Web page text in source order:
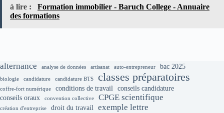
à lire :
Formation immobilier - Baruch College - Annuaire
des formations
alternance analyse de données artisanat auto-entrepreneur bac 2025
biologie candidature candidature BTS classes préparatoires
coffre-fort numérique conditions de travail conseils candidature
conseils oraux
convention collective CPGE scientifique
création d'entreprise droit du travail exemple lettre